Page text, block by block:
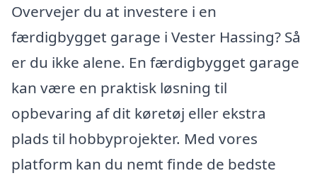
Overvejer du at investere i en
færdigbygget garage i Vester Hassing? Så
er du ikke alene. En færdigbygget garage
kan være en praktisk løsning til
opbevaring af dit køretøj eller ekstra
plads til hobbyprojekter. Med vores
platform kan du nemt finde de bedste